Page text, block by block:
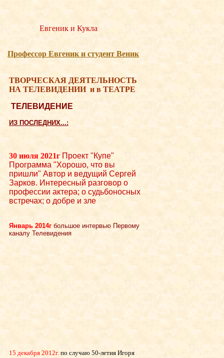
Евгеник и Кукла
Професcор Евгеник и студент Веник
ТВОРЧЕСКАЯ ДЕЯТЕЛЬНОСТЬ
НА ТЕЛЕВИДЕНИИ и в ТЕАТРЕ
ТЕЛЕВИДЕНИЕ
ИЗ ПОСЛЕДНИХ...:
30 июля 2021г Проект "Купе"
Программа "Хорошо, что вы
пришли" Автор и ведущий Сергей
Зарков. Интересный разговор о
профессии актера; о судьбоносных
встречах; о добре и зле
Январь 2014г большое интервью Первому
каналу Телевидения
15 декабря 2012г. по случаю 50-летия Игоря